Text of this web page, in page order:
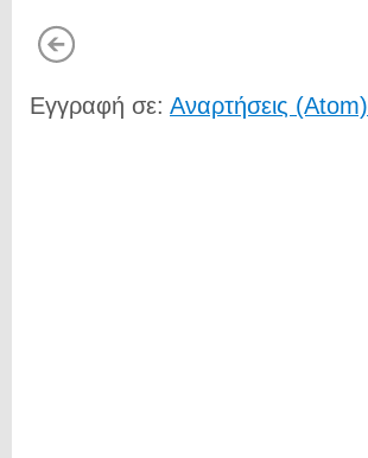
Εγγραφή σε: Αναρτήσεις (Atom)